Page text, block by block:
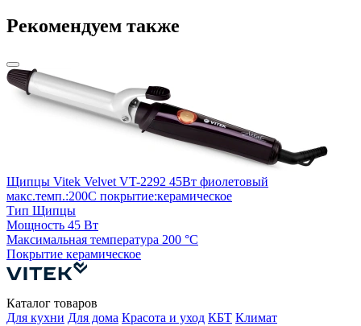
Рекомендуем также
Щипцы Vitek Velvet VT-2292 45Вт фиолетовый
макс.темп.:200С покрытие:керамическое
Тип Щипцы
Мощность 45 Вт
Максимальная температура 200 °С
Покрытие керамическое
Каталог товаров
Для кухни Для дома Красота и уход КБТ Климат